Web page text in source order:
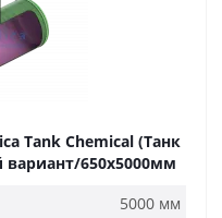
Tank Chemical (Танк
650х5000мм
5000 мм